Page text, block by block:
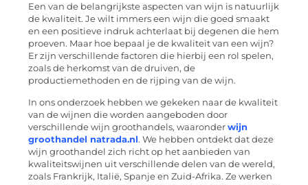
Een van de belangrijkste aspecten van wijn is natuurlijk
de kwaliteit. Je wilt immers een wijn die goed smaakt
en een positieve indruk achterlaat bij degenen die hem
proeven. Maar hoe bepaal je de kwaliteit van een wijn?
Er zijn verschillende factoren die hierbij een rol spelen,
zoals de herkomst van de druiven, de
productiemethoden en de rijping van de wijn.
In ons onderzoek hebben we gekeken naar de kwaliteit
van de wijnen die worden aangeboden door
verschillende wijn groothandels, waaronder wijn
groothandel natrada.nl. We hebben ontdekt dat deze
wijn groothandel zich richt op het aanbieden van
kwaliteitswijnen uit verschillende delen van de wereld,
zoals Frankrijk, Italië, Spanje en Zuid-Afrika. Ze werken